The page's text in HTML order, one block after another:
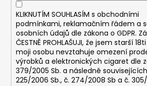
KLIKNUTÍM SOUHLASÍM s obchodními
podmínkami, reklamačním řádem a
osobních údajů dle zákona o GDPR.
ČESTNĚ PROHLAŠUJI, že jsem starší
moji osobu nevztahuje omezení
výrobků a elektronických cigaret dle
379/2005 Sb. a následně
225/2006 Sb., č. 274/2008 Sb a č.